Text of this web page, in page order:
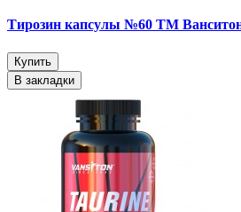
Тирозин капсулы №60 ТМ
Купить
В закладки